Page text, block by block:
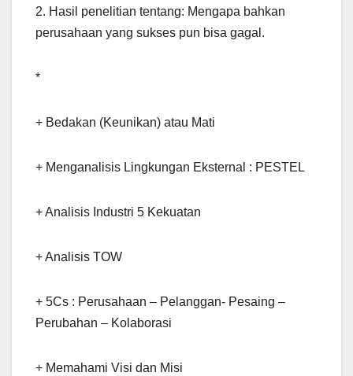
2. Hasil penelitian tentang: Mengapa bahkan
perusahaan yang sukses pun bisa gagal.
*
+ Bedakan (Keunikan) atau Mati
+ Menganalisis Lingkungan Eksternal : PESTEL
+ Analisis Industri 5 Kekuatan
+ Analisis TOW
+ 5Cs : Perusahaan – Pelanggan- Pesaing –
Perubahan – Kolaborasi
+ Memahami Visi dan Misi